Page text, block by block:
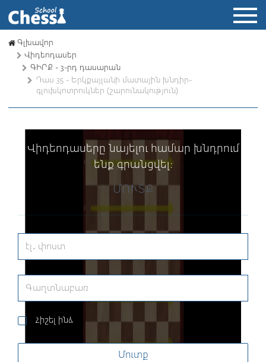
Գլխավոր
Վիդեոդասեր
ԳԻՐՔ - 3-րդ դասարան
Դաս 35 - Երկքայլանի մատային խնդիր-
գլուխկոտրուկներ (շարունակություն)
Վիդեոդասերը նայելու համար խնդրում
ենք գրանցվել։
ՄՈՒՏՔ
Հիշել ինձ
Մուտք